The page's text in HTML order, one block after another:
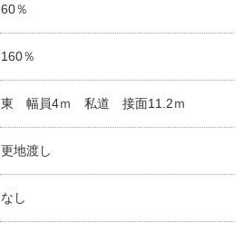
60％
160％
東 幅員4ｍ 私道 接面11.2ｍ
更地渡し
なし